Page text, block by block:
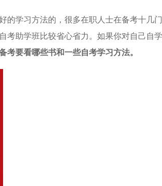
的学习方法的，很多在职人士在备考十几
考助学班比较省心省力。如果你对自己自
考要看哪些书和一些自考学习方法。